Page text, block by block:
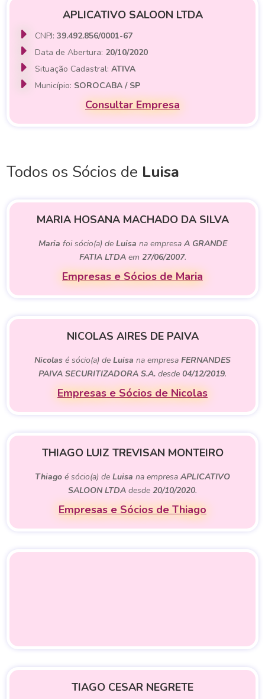
APLICATIVO SALOON LTDA
CNPJ:39.492.856/0001-67
Data de Abertura: 20/10/2020
Situação Cadastral:ATIVA
Município: SOROCABA / SP
Consultar Empresa
Todos os Sócios de Luisa
MARIA HOSANA MACHADO DA SILVA
Maria foi sócio(a) de Luisa na empresa A GRANDE
FATIA LTDAem 27/06/2007.
Empresas e Sócios de Maria
NICOLAS AIRES DE PAIVA
Nicolas é sócio(a) de Luisa na empresa FERNANDES
PAIVA SECURITIZADORA S.A. desde 04/12/2019.
Empresas e Sócios de Nicolas
THIAGO LUIZ TREVISAN MONTEIRO
Thiago é sócio(a) de Luisa na empresa APLICATIVO
SALOON LTDA desde 20/10/2020.
Empresas e Sócios de Thiago
TIAGO CESAR NEGRETE